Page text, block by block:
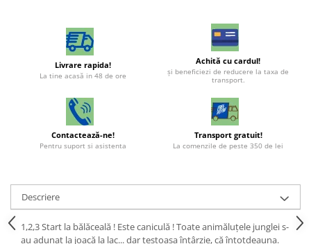
Livrare rapida!
La tine acasă in 48 de ore
Achită cu cardul!
şi beneficiezi de reducere la taxa de
transport.
Contactează-ne!
Pentru suport si asistenta
Transport gratuit!
La comenzile de peste 350 de lei
Descriere
1,2,3 Start la bălăceală ! Este caniculă ! Toate animăluțele junglei s-
au adunat la joacă la lac... dar țestoasa întârzie, că întotdeauna.